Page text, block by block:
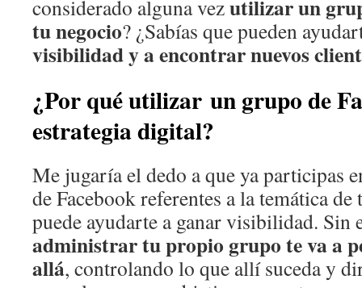
considerado alguna vezutilizar un
tu negocio? ¿Sabías que pueden
visibilidad y a encontrar nuevos
¿Por qué utilizar un grupo de
estrategia digital?
Me jugaría el dedo a que ya participas
de Facebook referentes a la temática
puede ayudarte a ganar visibilidad. Sin
administrar tu propio grupo te va a
allá, controlando lo que allí suceda y